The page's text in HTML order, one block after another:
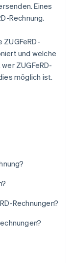
Eines
Rechnung.
und welche
ZUGFeRD-
möglich ist.
Rechnungen?